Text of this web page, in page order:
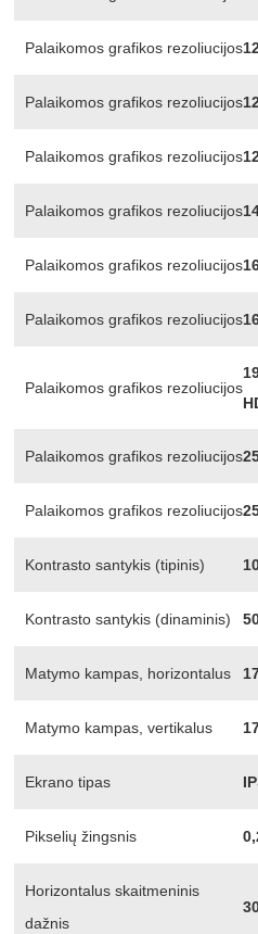
Palaikomos grafikos rezoliucijos
Palaikomos grafikos rezoliucijos
Palaikomos grafikos rezoliucijos
Palaikomos grafikos rezoliucijos
Palaikomos grafikos rezoliucijos
Palaikomos grafikos rezoliucijos
Palaikomos grafikos rezoliucijos
Palaikomos grafikos rezoliucijos
Palaikomos grafikos rezoliucijos
Kontrasto santykis (tipinis)
Kontrasto santykis (dinaminis)
Matymo kampas, horizontalus
Matymo kampas, vertikalus
Ekrano tipas
Pikselių žingsnis
Horizontalus skaitmeninis
dažnis